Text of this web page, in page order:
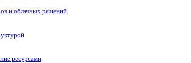
и облачных решений
ресурсами